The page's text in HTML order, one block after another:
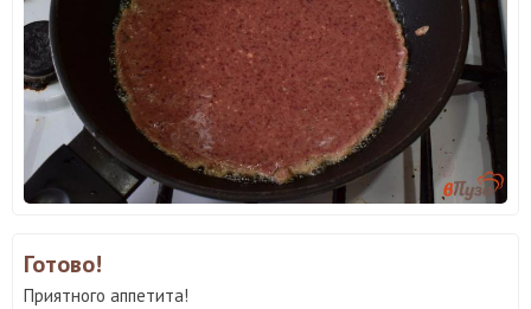
Готово!
Приятного аппетита!